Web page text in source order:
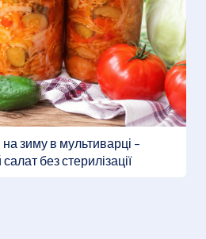
зиму в мультиварці –
без стерилізації